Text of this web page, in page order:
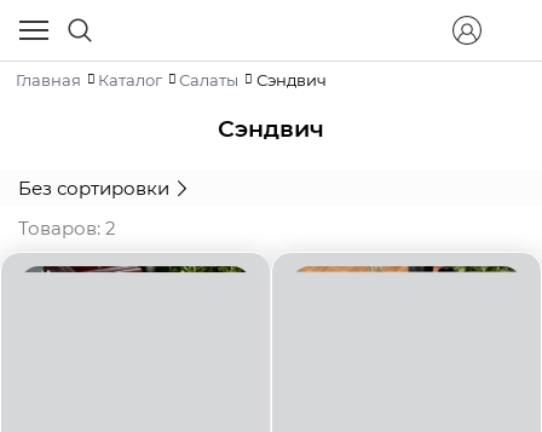
Главная Каталог Салаты Сэндвич
Сэндвич
Без сортировки
Товаров: 2